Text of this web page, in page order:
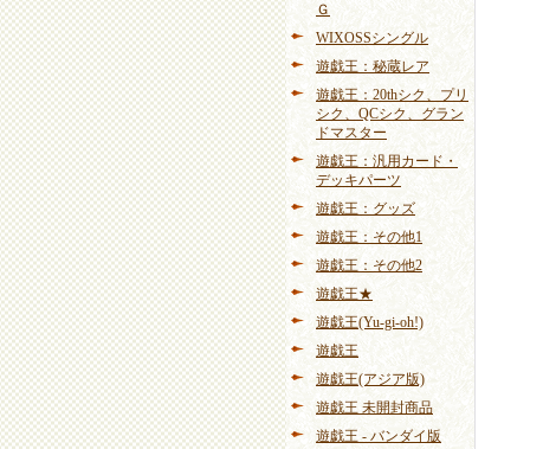
Ｇ
WIXOSSシングル
遊戯王：秘蔵レア
遊戯王：20thシク、プリ
シク、QCシク、グラン
ドマスター
遊戯王：汎用カード・
デッキパーツ
遊戯王：グッズ
遊戯王：その他1
遊戯王：その他2
遊戯王★
遊戯王(Yu-gi-oh!)
遊戯王
遊戯王(アジア版)
遊戯王 未開封商品
遊戯王 - バンダイ版